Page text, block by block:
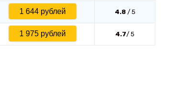
1 644 рублей 4.8/ 5
1 975 рублей 4.7/ 5